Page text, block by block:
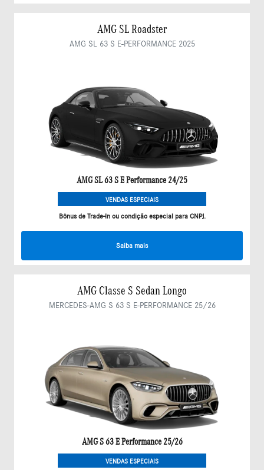
AMG SL Roadster
AMG SL 63 S E-PERFORMANCE 2025
AMG SL 63 S E Performance 24/25
VENDAS ESPECIAIS
Bônus de Trade-In ou condição especial para CNPJ.
Saiba mais
AMG Classe S Sedan Longo
MERCEDES-AMG S 63 S E-PERFORMANCE 25/26
AMG S 63 E Performance 25/26
VENDAS ESPECIAIS